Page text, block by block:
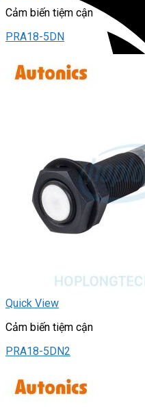
Cảm biến tiệm cận
PRA18-5DN
Quick View
Cảm biến tiệm cận
PRA18-5DN2